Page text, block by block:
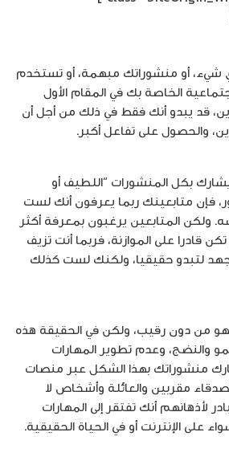
شيء، أو منشوراتك مبهمة، أو تستخدم
الخاصة بك في المقام الأول
قد يبدو أنك فقط في ذلك من أجل أن
والحصول على تفاعل أكبر.
بكل المنشورات “اللطيف أو
فإن متابعينك ربما يعرفون أنك لست
المتابعين يرغبون بمعرفة أكثر
قادرا على الموازنة، فربما أنت تزيف
لتبدو حقيقيا، ولكنك لست كذلك
من دون رقيب، ولكن في الحقيقة هذه
والنضج، وعدم تطوير المهارات
منشوراتك بهذا الشكل عبر منصات
مقربين والعائلة وأشخاص لا
لأذهانهم أنك تفتقر إلى المهارات
على الإنترنت أو في الحياة الحقيقية.